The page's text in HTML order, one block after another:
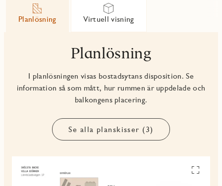
Villorna ansluts till Telia öppen fiber - IP telefoni, digital-tv
och internetuppkoppling via avtal som tecknas av dig som
Planlösning Virtuell visning
Planlösning
I planlösningen visas bostadsytans disposition. Se
information så som mått, hur rummen är uppdelade och
balkongens placering.
Se alla planskisser (3)
Se